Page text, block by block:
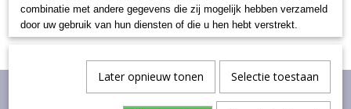
combinatie met andere gegevens die zij mogelijk hebben verzameld
door uw gebruik van hun diensten of die u hen hebt verstrekt.
Later opnieuw tonen Selectie toestaan